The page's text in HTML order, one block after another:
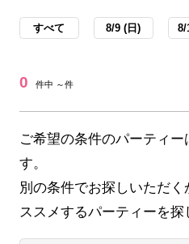
すべて 8/9 (日) 8/
0 件中 ～件
ご希望の条件のパーティ
す。
別の条件でお探しいただ
ススメするパーティーを